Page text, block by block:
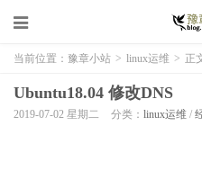
当前位置： 豫章小站 > linux运维 > 正
Ubuntu18.04 修改DNS
2019-07-02 星期二 分类： linux运维 /